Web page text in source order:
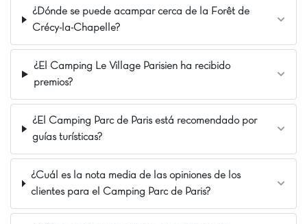
privado para un momento solo para ustedes:
¡todo está pensado para complacer a toda la
escapada inolvidable!
A 20 km de Disneyland
A 38 km de París
¿Dónde se puede acampar cerca de la Forêt de
Crécy-la-Chapelle?
¿El Camping Le Village Parisien ha recibido
premios?
¿El Camping Parc de Paris está recomendado por
guías turísticas?
¿Cuál es la nota media de las opiniones de los
clientes para el Camping Parc de Paris?